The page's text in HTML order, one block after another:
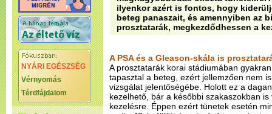
NYÁRI EGÉSZSÉG
Vérnyomás
Térdfájdalom
ilyenkor azért is fontos, hogy
beteg panaszait, és amennyiben az
prosztatarák, megkezdődhessen a
A PSA és a Gleason-skála is
A prosztatarák korai stádiumában
tapasztal a beteg, ezért jellemzően nem
vizsgálat jelentőségébe. Holott ez a
kezelhető, bár a későbbi szakaszokban
kezelésre. Éppen ezért tünetek esetén